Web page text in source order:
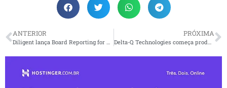
ANTERIOR
Diligent lança Board Reporting for ESG, oferecendo aos diretores uma visão clara e consistente sobre o desempenho climático em meio a CSRD e os próximos requisitos de divulgação climática da SEC
PRÓXIMA
Delta-Q Technologies começa produção total do seu carregador de bateria de 3,3 kW